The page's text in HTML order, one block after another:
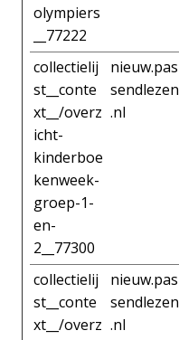
olympiers
__77222
collectielij
st__conte
xt__/overz
icht-
kinderboe
kenweek-
groep-1-
en-
2__77300
nieuw.pas
sendlezen
.nl
collectielij
st__conte
xt__/overz
nieuw.pas
sendlezen
.nl